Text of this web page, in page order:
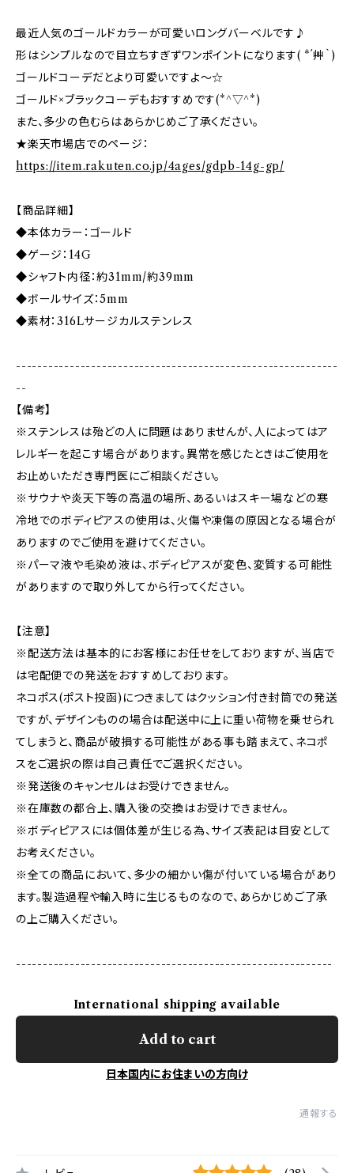
最近人気のゴールドカラーが可愛いロングバーベルです♪
形はシンプルなので目立ちすぎずワンポイントになります( *´艸｀)
ゴールドコーデだとより可愛いですよ～☆
ゴールド×ブラックコーデもおすすめです(*^▽^*)
また、多少の色むらはあらかじめご了承ください。
★楽天市場店でのページ：
https://item.rakuten.co.jp/4ages/gdpb-14g-gp/
【商品詳細】
◆本体カラー：ゴールド
◆ゲージ：14G
◆シャフト内径：約31mm/約39mm
◆ボールサイズ：5mm
◆素材：316Lサージカルステンレス
------------------------------------------------------------
--
【備考】
※ステンレスは殆どの人に問題はありませんが、人によってはア
レルギーを起こす場合があります。異常を感じたときはご使用を
お止めいただき専門医にご相談ください。
※サウナや炎天下等の高温の場所、あるいはスキー場などの寒
冷地でのボディピアスの使用は、火傷や凍傷の原因となる場合が
ありますのでご使用を避けてください。
※パーマ液や毛染め液は、ボディピアスが変色、変質する可能性
がありますので取り外してから行ってください。
【注意】
※配送方法は基本的にお客様にお任せをしておりますが、当店で
は宅配便での発送をおすすめしております。
ネコポス(ポスト投函)につきましてはクッション付き封筒での発送
ですが、デザインものの場合は配送中に上に重い荷物を乗せられ
てしまうと、商品が破損する可能性がある事も踏まえて、ネコポ
スをご選択の際は自己責任でご選択ください。
※発送後のキャンセルはお受けできません。
※在庫数の都合上、購入後の交換はお受けできません。
※ボディピアスには個体差が生じる為、サイズ表記は目安として
お考えください。
※全ての商品において、多少の細かい傷が付いている場合があり
ます。製造過程や輸入時に生じるものなので、あらかじめご了承
の上ご購入ください。
-----------------------------------------------------------
International shipping available
Add to cart
日本国内にお住まいの方向け
通報する